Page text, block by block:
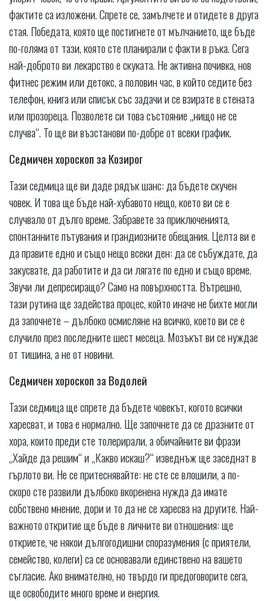
фактите са изложени. Спрете се, замълчете и отидете в друга
стая. Победата, която ще постигнете от мълчанието, ще бъде
по-голяма от тази, която сте планирали с факти в ръка. Сега
най-доброто ви лекарство е скуката. Не активна почивка, нов
фитнес режим или детокс, а половин час, в който седите без
телефон, книга или списък със задачи и се взирате в стената
или прозореца. Позволете си това състояние „нищо не се
случва“. То ще ви възстанови по-добре от всеки график.
Седмичен хороскоп за Козирог
Тази седмица ще ви даде рядък шанс: да бъдете скучен
човек. И това ще бъде най-хубавото нещо, което ви се е
случвало от дълго време. Забравете за приключенията,
спонтанните пътувания и грандиозните обещания. Целта ви е
да правите едно и също нещо всеки ден: да се събуждате, да
закусвате, да работите и да си лягате по едно и също време.
Звучи ли депресиращо? Само на повърхността. Вътрешно,
тази рутина ще задейства процес, който иначе не бихте могли
да започнете – дълбоко осмисляне на всичко, което ви се е
случило през последните шест месеца. Мозъкът ви се нуждае
от тишина, а не от новини.
Седмичен хороскоп за Водолей
Тази седмица ще спрете да бъдете човекът, когото всички
харесват, и това е нормално. Ще започнете да се дразните от
хора, които преди сте толерирали, а обичайните ви фрази
„Хайде да решим“ и „Какво искаш?“ изведнъж ще заседнат в
гърлото ви. Не се притеснявайте: не сте се влошили, а по-
скоро сте развили дълбоко вкоренена нужда да имате
собствено мнение, дори и то да не се харесва на другите. Най-
важното откритие ще бъде в личните ви отношения: ще
откриете, че някои дългогодишни споразумения (с приятели,
семейство, колеги) са се основавали единствено на вашето
съгласие. Ако внимателно, но твърдо ги предоговорите сега,
ще освободите много време и енергия.